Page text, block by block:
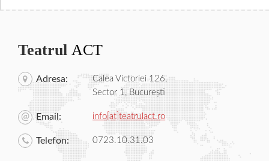
Teatrul ACT
Adresa:
Calea Victoriei 126,
Sector 1, București
Email: info[at]teatrulact.ro
Telefon: 0723.10.31.03